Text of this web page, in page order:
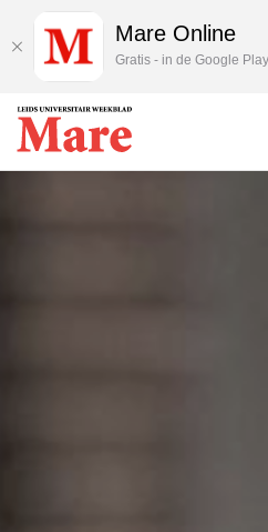
Mare Online
Gratis - in de Google Play